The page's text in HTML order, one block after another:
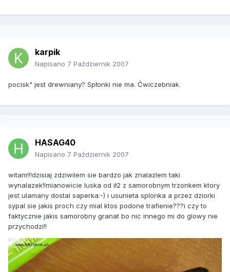
karpik
Napisano 7 Październik 2007
pocisk" jest drewniany? Spłonki nie ma. Ćwiczebniak.
HASAG40
Napisano 7 Październik 2007
witam!!!dzisiaj zdziwilem sie bardzo jak znalazlem taki
wynalazek!!mianowicie luska od ił2 z samorobnym trzonkem ktory
jest ulamany dostal saperka:-) i usunieta splonka a przez dziorki
sypal sie jakis proch czy mial ktos podone trafienie???i czy to
faktycznie jakis samorobny granat bo nic innego mi do glowy nie
przychodzi!!